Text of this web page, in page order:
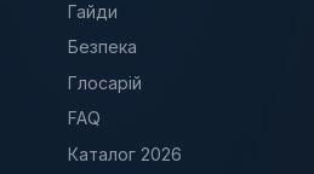
Гайди
Безпека
Глосарій
FAQ
Каталог 2026